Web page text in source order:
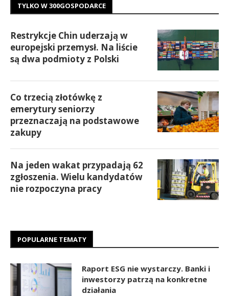
TYLKO W 300GOSPODARCE
Restrykcje Chin uderzają w
europejski przemysł. Na liście
są dwa podmioty z Polski
Co trzecią złotówkę z
emerytury seniorzy
przeznaczają na podstawowe
zakupy
Na jeden wakat przypadają 62
zgłoszenia. Wielu kandydatów
nie rozpoczyna pracy
POPULARNE TEMATY
Raport ESG nie wystarczy. Banki i
inwestorzy patrzą na konkretne
działania